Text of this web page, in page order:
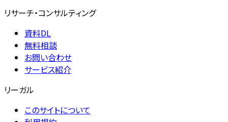
リサーチ・コンサルティング
資料DL
無料相談
お問い合わせ
サービス紹介
リーガル
このサイトについて